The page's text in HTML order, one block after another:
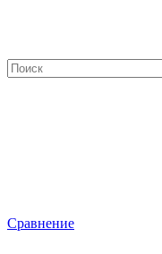
Сравнение